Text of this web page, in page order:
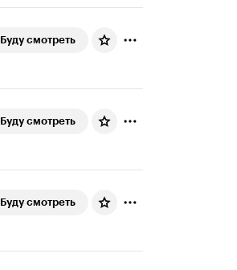
Буду смотреть
Буду смотреть
Буду смотреть